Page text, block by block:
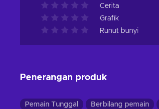
Cerita
Grafik
Runut bunyi
Penerangan produk
Pemain Tunggal Berbilang pemain